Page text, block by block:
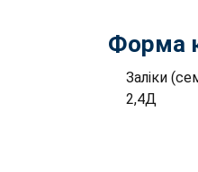
Форма
Заліки
2,4Д